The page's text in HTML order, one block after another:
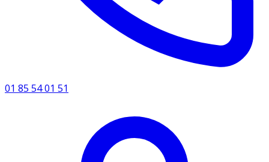
01 85 54 01 51